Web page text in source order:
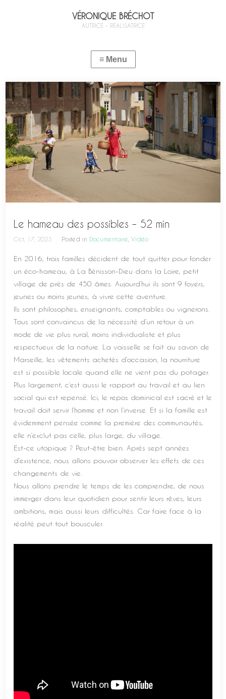
VÉRONIQUE BRÉCHOT
AUTRICE – RÉALISATRICE
Le hameau des possibles – 52 min
Oct, 17, 2023 Posted in Documentaire ,Vidéo
En 2016, trois familles décident de tout quitter pour fonder
un éco-hameau, à La Bénisson-Dieu dans la Loire, petit
village de près de 450 âmes. Aujourd’hui ils sont 9 foyers,
jeunes ou moins jeunes, à vivre cette aventure.
Ils sont philosophes, enseignants, comptables ou vignerons.
Tous sont convaincus de la nécessité d’un retour à un
mode de vie plus rural, moins individualiste et plus
respectueux de la nature. La vaisselle se fait au savon de
Marseille, les vêtements achetés d’occasion, la nourriture
est si possible locale quand elle ne vient pas du potager.
Plus largement, c’est aussi le rapport au travail et au lien
social qui est repensé. Ici, le repos dominical est sacré et le
travail doit servir l’homme et non l’inverse. Et si la famille est
évidemment pensée comme la première des communautés,
elle n’exclut pas celle, plus large, du village.
Est-ce utopique ? Peut-être bien. Après sept années
d’existence, nous allons pouvoir observer les effets de ces
changements de vie.
Nous allons prendre le temps de les comprendre, de nous
immerger dans leur quotidien pour sentir leurs rêves, leurs
ambitions, mais aussi leurs difficultés. Car faire face à la
réalité peut tout bousculer.